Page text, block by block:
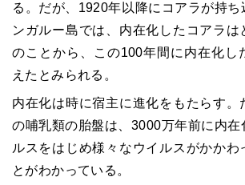
る。だが、1920年以降にコアラが持ち
ンガルー島では、内在化したコアラは
のことから、この100年間に内在化し
えたとみられる。
内在化は時に宿主に進化をもたらす。
の哺乳類の胎盤は、3000万年前に内在
ルスをはじめ様々なウイルスがかかわ
とがわかっている。